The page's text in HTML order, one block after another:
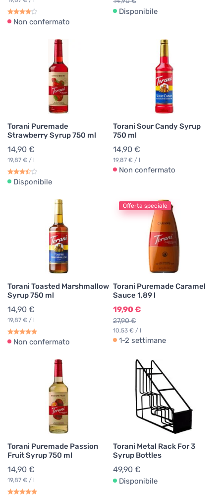
Non confermato
Disponibile
Torani Puremade
Strawberry Syrup 750 ml
14,90 €
19,87 € / l
Disponibile
Torani Sour Candy Syrup
750 ml
14,90 €
19,87 € / l
Non confermato
Torani Toasted Marshmallow
Syrup 750 ml
14,90 €
19,87 € / l
Non confermato
Offerta speciale
Torani Puremade Caramel
Sauce 1,89 l
19,90 €
27,90 €
10,53 € / l
1-2 settimane
Torani Puremade Passion
Fruit Syrup 750 ml
14,90 €
19,87 € / l
Torani Metal Rack For 3
Syrup Bottles
49,90 €
Disponibile